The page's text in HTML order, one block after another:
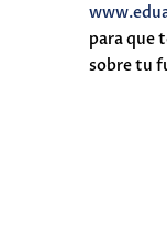
para que
sobre tu